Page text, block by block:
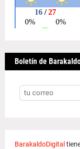
Boletín de
BarakaldoDigital